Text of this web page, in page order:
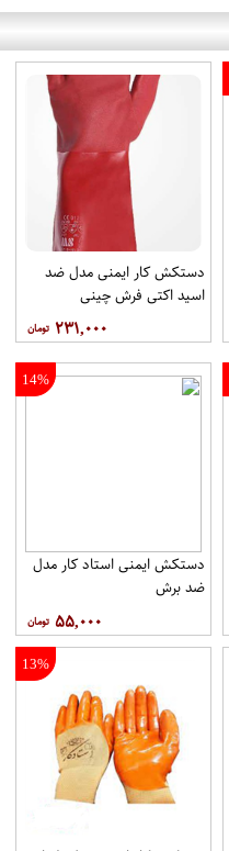
دستکش کار ایمنی مدل ضد
اسید اکتی فرش چینی
۲۳۱,۰۰۰
14%
دستکش ایمنی استاد کار مدل
ضد برش
۵۵,۰۰۰
13%